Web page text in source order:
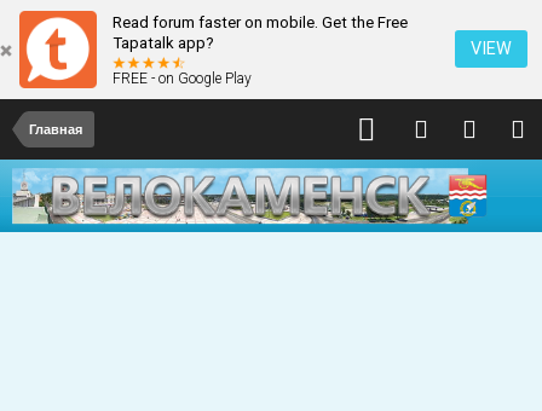
Read forum faster on mobile. Get the Free
Tapatalk app?
FREE - on Google Play
VIEW
Главная